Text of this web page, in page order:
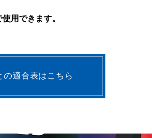
用できます。
の適合表はこちら